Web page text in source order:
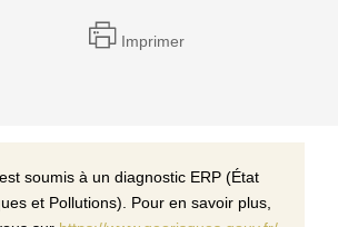
Imprimer
soumis à un diagnostic ERP (État
et Pollutions). Pour en savoir plus,